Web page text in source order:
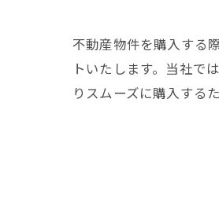
不動産物件を購入する
トいたします。当社で
りスムーズに購入する